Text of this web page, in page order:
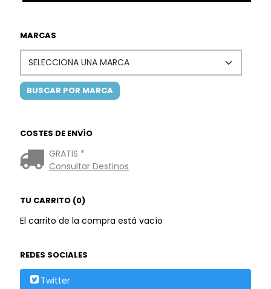
MARCAS
COSTES DE ENVÍO
GRATIS *
Consultar Destinos
TU CARRITO (0)
El carrito de la compra está vacío
REDES SOCIALES
Twitter